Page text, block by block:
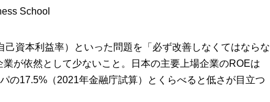
School
己資本利益率）といった問題を「必ず改善しなくてはならな
が依然として少ないこと。日本の主要上場企業のROEは
の17.5%（2021年金融庁試算）とくらべると低さが目立つ